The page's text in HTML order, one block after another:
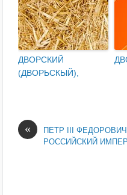
ДВОРСКИЙ
(ДВОРЬСКЫЙ),
«
ПЕТР III ФЕДОРОВИЧ
РОССИЙСКИЙ